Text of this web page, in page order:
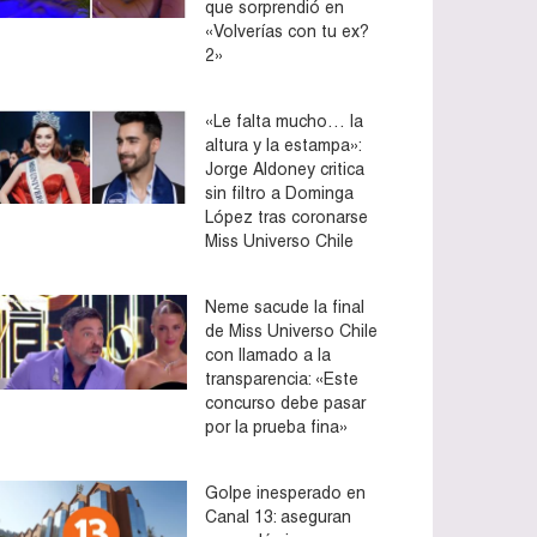
que sorprendió en
«Volverías con tu ex?
2»
«Le falta mucho… la
altura y la estampa»:
Jorge Aldoney critica
sin filtro a Dominga
López tras coronarse
Miss Universo Chile
Neme sacude la final
de Miss Universo Chile
con llamado a la
transparencia: «Este
concurso debe pasar
por la prueba fina»
Golpe inesperado en
Canal 13: aseguran